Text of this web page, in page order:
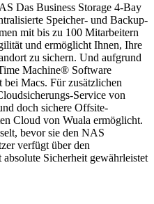
Das Business Storage 4-Bay
Speicher- und Backup-
mit bis zu 100 Mitarbeitern
und ermöglicht Ihnen, Ihre
zu sichern. Und aufgrund
Machine® Software
Macs. Für zusätzlichen
Service von
doch sichere Offsite-
Cloud von Wuala ermöglicht.
bevor sie den NAS
verfügt über den
Sicherheit gewährleistet